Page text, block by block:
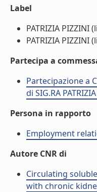
Label
PATRIZIA PIZZINI
PATRIZIA PIZZINI
Partecipa a
Partecipazione a
di SIG.RA
Persona in rapporto
Employment
Autore CNR di
Circulating
with chronic